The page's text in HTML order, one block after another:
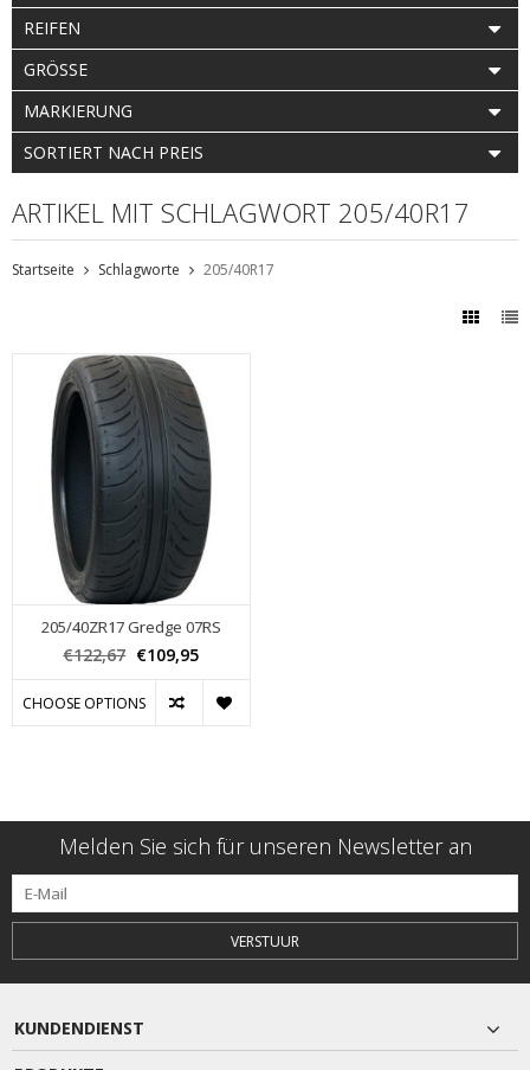
REIFEN
GRÖSSE
MARKIERUNG
SORTIERT NACH PREIS
ARTIKEL MIT SCHLAGWORT 205/40R17
Startseite Schlagworte 205/40R17
205/40ZR17 Gredge 07RS
€122,67 €109,95
CHOOSE OPTIONS
Melden Sie sich für unseren Newsletter an
VERSTUUR
KUNDENDIENST